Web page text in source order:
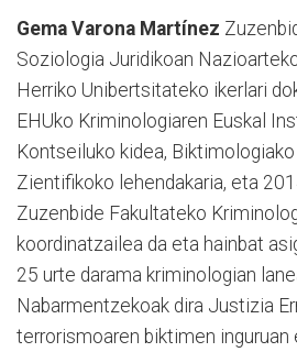
Gema Varona Martínez
Soziologia Juridikoan
Herriko Unibertsitateko ikerlari
EHUko Kriminologiaren Euskal
Kontseiluko kidea,
Zientifikoko lehendakaria, eta
Zuzenbide Fakultateko
koordinatzailea da eta hainbat
25 urte darama kriminologian
Nabarmentzekoak dira Justizia
terrorismoaren biktimen inguruan